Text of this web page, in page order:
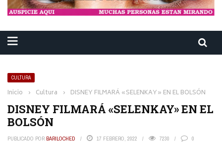
CULTURA
Inicio › Cultura › DISNEY FILMARÁ «SELENKAY» EN EL BOLSÓN
DISNEY FILMARÁ «SELENKAY» EN EL
BOLSÓN
PUBLICADO POR BARILOCHED 17 FEBRERO, 2022 7230 0